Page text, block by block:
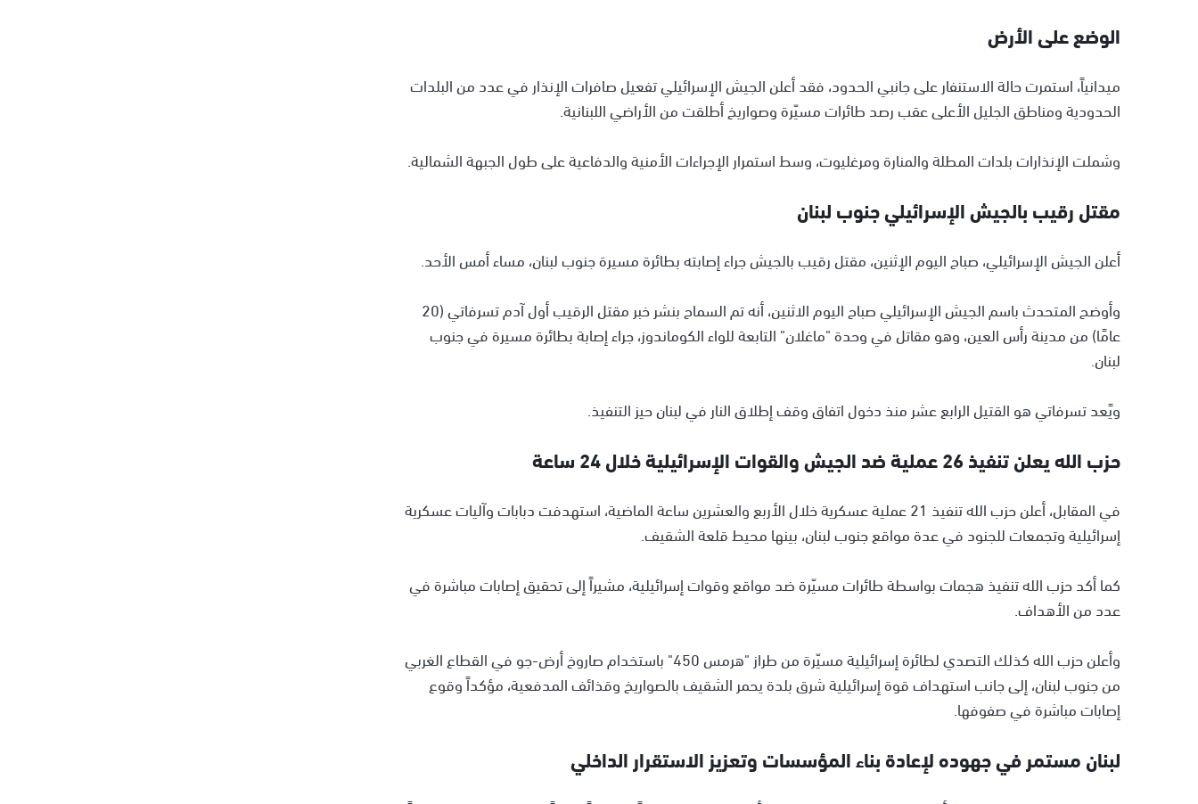
الوضع على الأرض
ميدانياً، استمرت حالة الاستنفار على جانبي الحدود، فقد أعلن الجيش الإسرائيلي تفعيل صافرات الإنذار في عدد من البلدات
الحدودية ومناطق الجليل الأعلى عقب رصد طائرات مسيّرة وصواريخ أطلقت من الأراضي اللبنانية.
وشملت الإنذارات بلدات المطلة والمنارة ومرغليوت، وسط استمرار الإجراءات الأمنية والدفاعية على طول الجبهة الشمالية.
مقتل رقيب بالجيش الإسرائيلي جنوب لبنان
أعلن الجيش الإسرائيلي، صباح اليوم الإثنين، مقتل رقيب بالجيش جراء إصابته بطائرة مسيرة جنوب لبنان، مساء أمس الأحد.
وأوضح المتحدث باسم الجيش الإسرائيلي صباح اليوم الاثنين، أنه تم السماح بنشر خبر مقتل الرقيب أول آدم تسرفاتي (20
عامًا) من مدينة رأس العين، وهو مقاتل في وحدة "ماغلان" التابعة للواء الكوماندوز، جراء إصابة بطائرة مسيرة في جنوب
لبنان.
ويًعد تسرفاتي هو القتيل الرابع عشر منذ دخول اتفاق وقف إطلاق النار في لبنان حيز التنفيذ.
حزب الله يعلن تنفيذ 26 عملية ضد الجيش والقوات الإسرائيلية خلال 24 ساعة
في المقابل، أعلن حزب الله تنفيذ 21 عملية عسكرية خلال الأربع والعشرين ساعة الماضية، استهدفت دبابات وآليات عسكرية
إسرائيلية وتجمعات للجنود في عدة مواقع جنوب لبنان، بينها محيط قلعة الشقيف.
كما أكد حزب الله تنفيذ هجمات بواسطة طائرات مسيّرة ضد مواقع وقوات إسرائيلية، مشيراً إلى تحقيق إصابات مباشرة في
عدد من الأهداف.
وأعلن حزب الله كذلك التصدي لطائرة إسرائيلية مسيّرة من طراز "هرمس 450" باستخدام صاروخ أرض-جو في القطاع الغربي
من جنوب لبنان، إلى جانب استهداف قوة إسرائيلية شرق بلدة يحمر الشقيف بالصواريخ وقذائف المدفعية، مؤكداً وقوع
إصابات مباشرة في صفوفها.
لبنان مستمر في جهوده لإعادة بناء المؤسسات وتعزيز الاستقرار الداخلي